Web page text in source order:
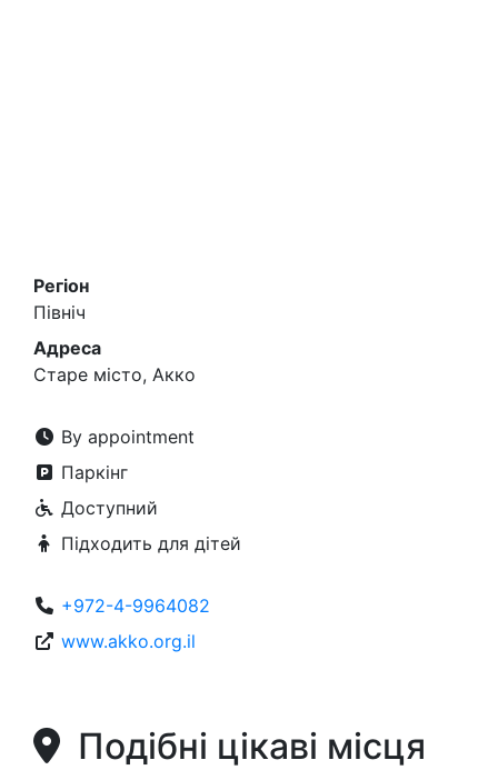
Регіон
Північ
Адреса
Старе місто, Акко
By appointment
Паркінг
Доступний
Підходить для дітей
+972-4-9964082
www.akko.org.il
Подібні цікаві місця